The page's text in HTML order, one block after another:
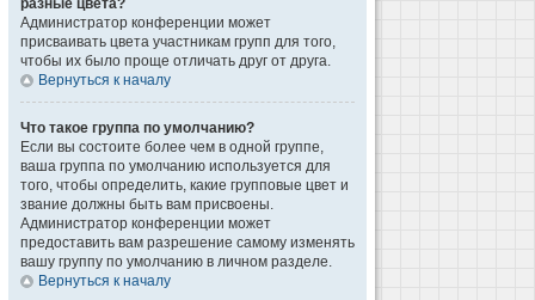
разные цвета?
Администратор конференции может
присваивать цвета участникам групп для того,
чтобы их было проще отличать друг от друга.
Вернуться к началу
Что такое группа по умолчанию?
Если вы состоите более чем в одной группе,
ваша группа по умолчанию используется для
того, чтобы определить, какие групповые цвет и
звание должны быть вам присвоены.
Администратор конференции может
предоставить вам разрешение самому изменять
вашу группу по умолчанию в личном разделе.
Вернуться к началу